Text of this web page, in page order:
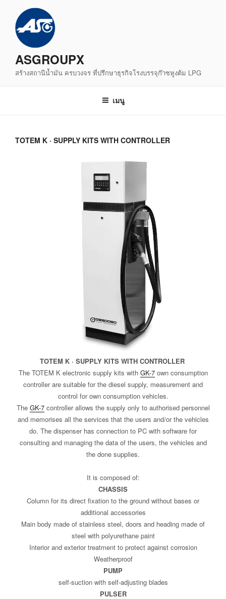
บทความ
ASGROUPX
สร้างสถานีน้ำมัน ครบวงจร ที่ปรึกษาธุรกิจโรงบรรจุก๊าซหูงต้ม LPG
เมนู
TOTEM K · SUPPLY KITS WITH CONTROLLER
TOTEM K · SUPPLY KITS WITH CONTROLLER
The TOTEM K electronic supply kits with GK-7own consumption
controller are suitable for the diesel supply, measurement and
control for own consumption vehicles.
The GK-7controller allows the supply only to authorised personnel
and memorises all the services that the users and/or the vehicles
do. The dispenser has connection to PC with software for
consulting and managing the data of the users, the vehicles and
the done supplies.
It is composed of:
CHASSIS
Column for its direct fixation to the ground without bases or
additional accessories
Main body made of stainless steel, doors and heading made of
steel with polyurethane paint
Interior and exterior treatment to protect against corrosion
Weatherproof
PUMP
self-suction with self-adjusting blades
PULSER